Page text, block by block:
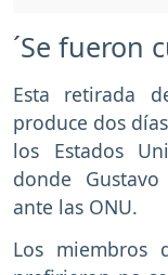
´Se fueron
Esta retirada
produce dos
los Estados
donde
ante las ONU.
Los miembros